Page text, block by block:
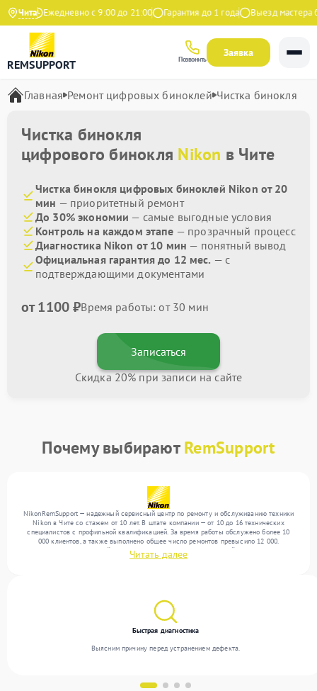
ЧитаЕжедневно с 9:00 до 21:00 Гарантия до 1 года Выезд мастера
REMSUPPORT Позвонить
Заявка
Главная Ремонт цифровых биноклей Чистка бинокля
Чистка бинокля
цифрового бинокля Nikon в Чите
Чистка бинокля цифровых биноклей Nikon от 20
мин — приоритетный ремонт
До 30% экономии — самые выгодные условия
Контроль на каждом этапе — прозрачный процесс
Диагностика Nikon от 10 мин — понятный вывод
Официальная гарантия до 12 мес. — с
подтверждающими документами
от 1100 ₽Время работы: от 30 мин
Записаться
Скидка 20% при записи на сайте
Почему выбираютRemSupport
NikonRemSupport — надежный сервисный центр по ремонту и обслуживанию техники
Nikon в Чите со стажем от 10 лет. В штате компании — от 10 до 16 технических
специалистов с профильной квалификацией. За время работы обслужено более 10
000 клиентов, а также выполнено общее число ремонтов превысило 12 000.
Ежемесячно в сервисный центр поступает более 300 обращений, включая , , . Мы
беремся за задачи любой сложности и обеспечиваем надежный результат благодаря
Читать далее
Быстрая диагностика
Выясним причину перед устранением дефекта.